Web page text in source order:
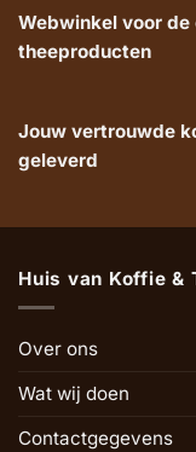
Webwinkel voor
theeproducten
Jouw vertrouwde
geleverd
Huis van Koffie &
Over ons
Wat wij doen
Contactgegevens